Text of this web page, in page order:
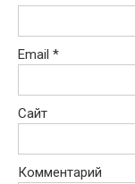
Email *
Сайт
Комментарий